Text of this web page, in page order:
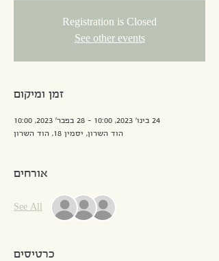
Registration is Closed
See other events
זמן ומיקום
24 בינו׳ 2023, 10:00 – 28 בפבר׳ 2023, 10:00
הוד השרון, יסמין 18, הוד השרון
אורחים
See All
כרטיסים